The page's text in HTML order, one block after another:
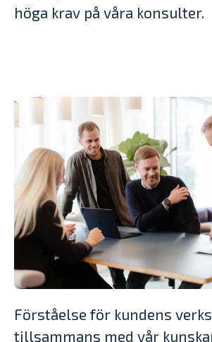
höga krav på våra konsulter.
Förståelse för kundens
tillsammans med vår